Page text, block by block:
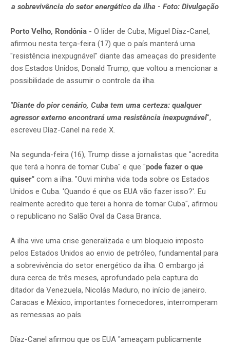
a sobrevivência do setor energético da ilha - Foto: Divulgação
Porto Velho, Rondônia - O líder de Cuba, Miguel Díaz-Canel,
afirmou nesta terça-feira (17) que o país manterá uma
"resistência inexpugnável" diante das ameaças do presidente
dos Estados Unidos, Donald Trump, que voltou a mencionar a
possibilidade de assumir o controle da ilha.
"Diante do pior cenário, Cuba tem uma certeza: qualquer
agressor externo encontrará uma resistência inexpugnável",
escreveu Díaz-Canel na rede X.
Na segunda-feira (16), Trump disse a jornalistas que "acredita
que terá a honra de tomar Cuba" e que "pode fazer o que
quiser" com a ilha. "Ouvi minha vida toda sobre os Estados
Unidos e Cuba. 'Quando é que os EUA vão fazer isso?'. Eu
realmente acredito que terei a honra de tomar Cuba", afirmou
o republicano no Salão Oval da Casa Branca.
A ilha vive uma crise generalizada e um bloqueio imposto
pelos Estados Unidos ao envio de petróleo, fundamental para
a sobrevivência do setor energético da ilha. O embargo já
dura cerca de três meses, aprofundado pela captura do
ditador da Venezuela, Nicolás Maduro, no início de janeiro.
Caracas e México, importantes fornecedores, interromperam
as remessas ao país.
Díaz-Canel afirmou que os EUA "ameaçam publicamente